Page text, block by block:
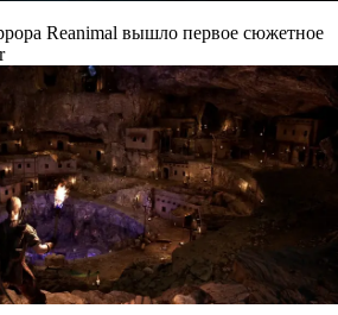
Reanimal вышло первое сюжетное